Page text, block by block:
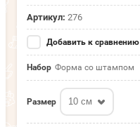
Артикул: 276
Добавить к сравнению
Набор Форма со штампом
Размер 10 см